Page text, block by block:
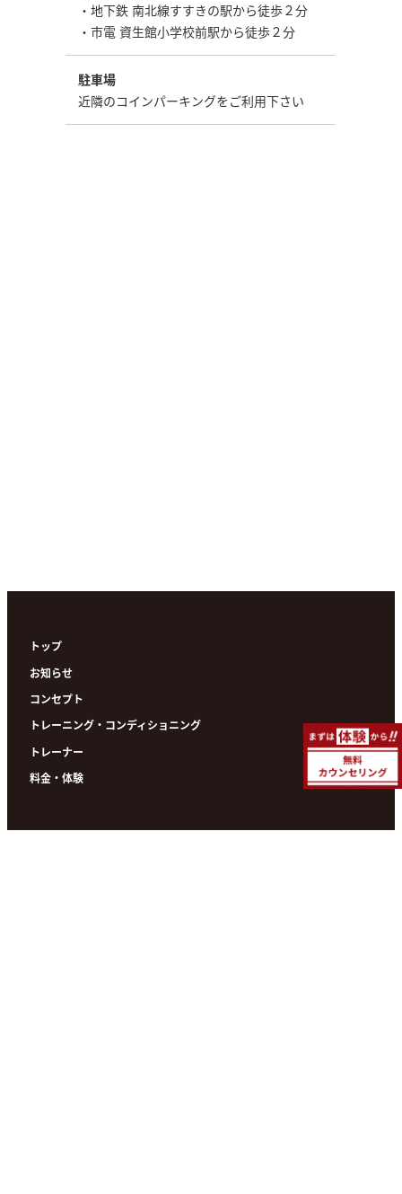
・地下鉄 南北線すすきの駅から徒歩２分
・市電 資生館小学校前駅から徒歩２分
駐車場
近隣のコインパーキングをご利用下さい
トップ
お知らせ
コンセプト
トレーニング・コンディショニング
トレーナー
料金・体験